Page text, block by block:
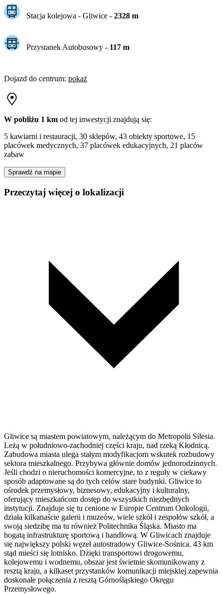
Stacja kolejowa - Gliwice- 2328m
Przystanek Autobusowy - 117m
Dojazd do centrum: pokaż
W pobliżu 1 km od tej inwestycji znajdują się:
5 kawiarni i restauracji, 30 sklepów, 43 obiekty sportowe, 15
placówek medycznych, 37 placówek edukacyjnych, 21 placów
zabaw
Sprawdź na mapie
Przeczytaj więcej o lokalizacji
Gliwice są miastem powiatowym, należącym do Metropolii Silesia.
Leżą w południowo-zachodniej części kraju, nad rzeką Kłodnicą.
Zabudowa miasta ulega stałym modyfikacjom wskutek rozbudowy
sektora mieszkalnego. Przybywa głównie domów jednorodzinnych.
Jeśli chodzi o nieruchomości komercyjne, to z reguły w ciekawy
sposób adaptowane są do tych celów stare budynki. Gliwice to
ośrodek przemysłowy, biznesowy, edukacyjny i kulturalny,
oferujący mieszkańcom dostęp do wszystkich niezbędnych
instytucji. Znajduje się tu cenione w Europie Centrum Onkologii,
działa kilkanaście galerii i muzeów, wiele szkół i zespołów szkół, a
swoją siedzibę ma tu również Politechnika Śląska. Miasto ma
bogatą infrastrukturę sportową i handlową. W Gliwicach znajduje
się największy polski węzeł autostradowy Gliwice-Sośnica. 43 km
stąd mieści się lotnisko. Dzięki transportowi drogowemu,
kolejowemu i wodnemu, obszar jest świetnie skomunikowany z
resztą kraju, a kilkaset przystanków komunikacji miejskiej zapewnia
doskonałe połączenia z resztą Górnośląskiego Okręgu
Przemysłowego.